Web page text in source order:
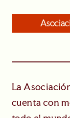
La
cuenta con